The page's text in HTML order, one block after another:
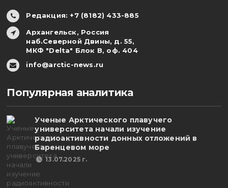
Редакция: +7 (8182) 433-885
Архангельск, Россия
наб.Северной Двины, д. 55,
МКФ "Delta" Блок В, оф. 404
info@arctic-news.ru
Популярная аналитика
Ученые Арктического плавучего
университета начали изучение
радиоактивности донных отложений в
Баренцевом море
13.07.2025 г.